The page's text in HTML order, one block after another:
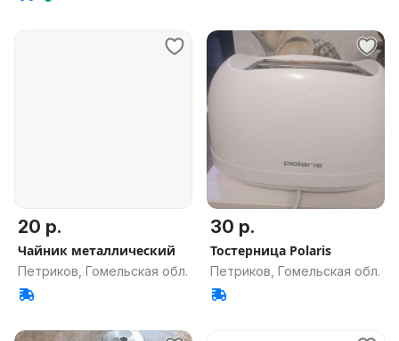
20 р.
Чайник металлический
Петриков, Гомельская обл.
30 р.
Тостерница Polaris
Петриков, Гомельская обл.